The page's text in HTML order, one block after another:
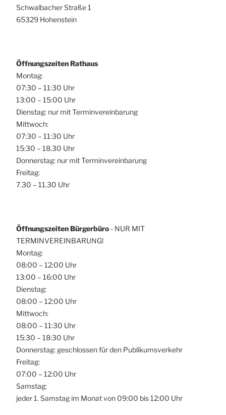
Schwalbacher Straße 1
65329 Hohenstein
Öffnungszeiten Rathaus
Montag:
07:30 – 11:30 Uhr
13:00 – 15:00 Uhr
Dienstag: nur mit Terminvereinbarung
Mittwoch:
07:30 – 11:30 Uhr
15:30 – 18.30 Uhr
Donnerstag: nur mit Terminvereinbarung
Freitag:
7.30 – 11.30 Uhr
Öffnungszeiten Bürgerbüro - NUR MIT
TERMINVEREINBARUNG!
Montag:
08:00 – 12:00 Uhr
13:00 – 16:00 Uhr
Dienstag:
08:00 – 12:00 Uhr
Mittwoch:
08:00 – 11:30 Uhr
15:30 – 18:30 Uhr
Donnerstag: geschlossen für den Publikumsverkehr
Freitag:
07:00 – 12:00 Uhr
Samstag:
jeder 1. Samstag im Monat von 09:00 bis 12:00 Uhr